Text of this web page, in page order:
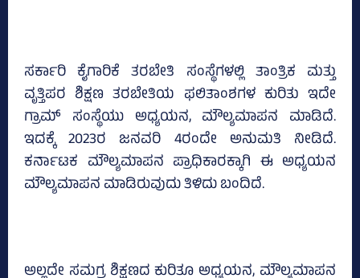
ಸರ್ಕಾರಿ ಕೈಗಾರಿಕೆ ತರಬೇತಿ ಸಂಸ್ಥೆಗಳಲ್ಲಿ ತಾಂತ್ರಿಕ ಮತ್ತು
ವೃತ್ತಿಪರ ಶಿಕ್ಷಣ ತರಬೇತಿಯ ಫಲಿತಾಂಶಗಳ ಕುರಿತು ಇದೇ
ಗ್ರಾಮ್‌ ಸಂಸ್ಥೆಯು ಅಧ್ಯಯನ, ಮೌಲ್ಯಮಾಪನ ಮಾಡಿದೆ.
ಇದಕ್ಕೆ 2023ರ ಜನವರಿ 4ರಂದೇ ಅನುಮತಿ ನೀಡಿದೆ.
ಕರ್ನಾಟಕ ಮೌಲ್ಯಮಾಪನ ಪ್ರಾಧಿಕಾರಕ್ಕಾಗಿ ಈ ಅಧ್ಯಯನ
ಮೌಲ್ಯಮಾಪನ ಮಾಡಿರುವುದು ತಿಳಿದು ಬಂದಿದೆ.
ಅಲ್ಲದೇ ಸಮಗ್ರ ಶಿಕ್ಷಣದ ಕುರಿತೂ ಅಧ್ಯಯನ, ಮೌಲ್ಯಮಾಪನ